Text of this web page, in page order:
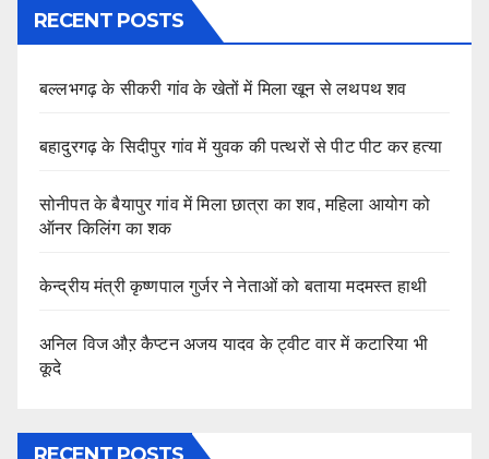
RECENT POSTS
बल्लभगढ़ के सीकरी गांव के खेतों में मिला खून से लथपथ शव
बहादुरगढ़ के सिदीपुर गांव में युवक की पत्थरों से पीट पीट कर हत्या
सोनीपत के बैयापुर गांव में मिला छात्रा का शव, महिला आयोग को
ऑनर किलिंग का शक
केन्द्रीय मंत्री कृष्णपाल गुर्जर ने नेताओं को बताया मदमस्त हाथी
अनिल विज औऱ कैप्टन अजय यादव के ट्वीट वार में कटारिया भी
कूदे